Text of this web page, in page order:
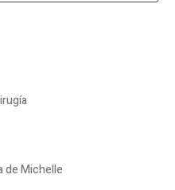
de Michelle